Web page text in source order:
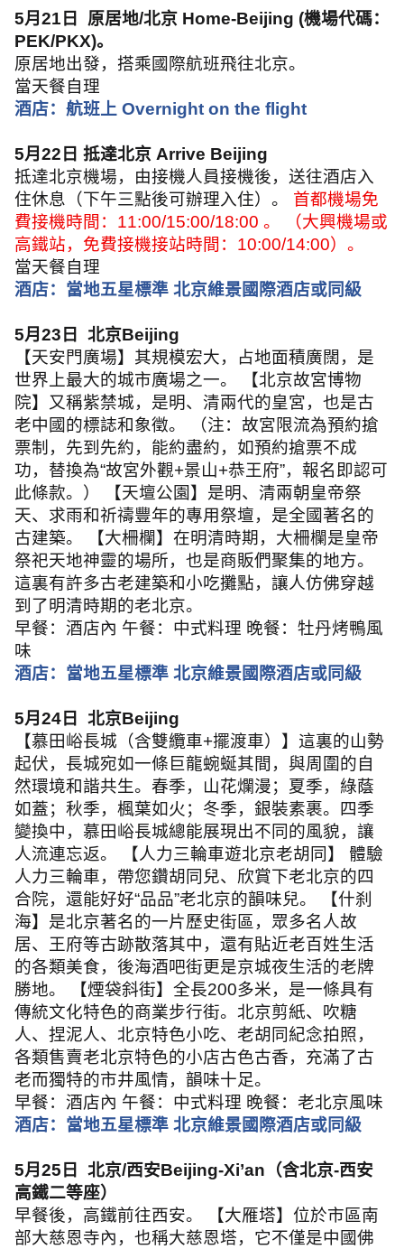
5月 21 日 原居地/北京 Home-Beijing (機場代碼：
PEK/PKX)。
原居地出發，搭乘國際航班飛往北京。
當天餐自理
酒店：航班上 Overnight on the flight
5月 22 日 抵達北京 Arrive Beijing
抵達北京機場，由接機人員接機後，送往酒店入
住休息（下午三點後可辦理入住）。 首都機場免
費接機時間： 11:00/15:00/18:00 。 （大興機場或
高鐵站，免費接機接站時間： 10:00/14:00）。
當天餐自理
酒店：當地五星標準 北京維景國際酒店或同級
5月 23 日 北京Beijing
【天安門廣場】其規模宏大，占地面積廣闊，是
世界上最大的城市廣場之一。 【北京故宮博物
院】又稱紫禁城，是明、清兩代的皇宮，也是古
老中國的標誌和象徵。 （注：故宮限流為預約搶
票制，先到先約，能約盡約，如預約搶票不成
功，替換為“故宮外觀+景山+恭王府”，報名即認可
此條款。） 【天壇公園】是明、清兩朝皇帝祭
天、求雨和祈禱豐年的專用祭壇，是全國著名的
古建築。 【大柵欄】在明清時期，大柵欄是皇帝
祭祀天地神靈的場所，也是商販們聚集的地方。
這裏有許多古老建築和小吃攤點，讓人仿佛穿越
到了明清時期的老北京。
早餐：酒店內 午餐：中式料理 晚餐：牡丹烤鴨風
味
酒店：當地五星標準 北京維景國際酒店或同級
5月 24 日 北京Beijing
【慕田峪長城（含雙纜車+擺渡車）】這裏的山勢
起伏，長城宛如一條巨龍蜿蜒其間，與周圍的自
然環境和諧共生。春季，山花爛漫；夏季，綠蔭
如蓋；秋季，楓葉如火；冬季，銀裝素裹。四季
變換中，慕田峪長城總能展現出不同的風貌，讓
人流連忘返。 【人力三輪車遊北京老胡同】 體驗
人力三輪車，帶您鑽胡同兒、欣賞下老北京的四
合院，還能好好“品品”老北京的韻味兒。 【什刹
海】是北京著名的一片歷史街區，眾多名人故
居、王府等古跡散落其中，還有貼近老百姓生活
的各類美食，後海酒吧街更是京城夜生活的老牌
勝地。 【煙袋斜街】全長200多米，是一條具有
傳統文化特色的商業步行街。北京剪紙、吹糖
人、捏泥人、北京特色小吃、老胡同紀念拍照，
各類售賣老北京特色的小店古色古香，充滿了古
老而獨特的市井風情，韻味十足。
早餐：酒店內 午餐：中式料理 晚餐：老北京風味
酒店：當地五星標準 北京維景國際酒店或同級
5月 25 日 北京/西安Beijing-Xi’an （含北京-西安
高鐵二等座）
早餐後，高鐵前往西安。 【大雁塔】位於市區南
部大慈恩寺內，也稱大慈恩塔，它不僅是中國佛